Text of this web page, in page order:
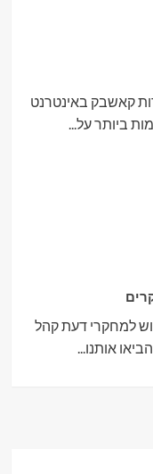
קאשבק באינטרנט
ביותר על...
למחקרי דעת קהל
אותנו...